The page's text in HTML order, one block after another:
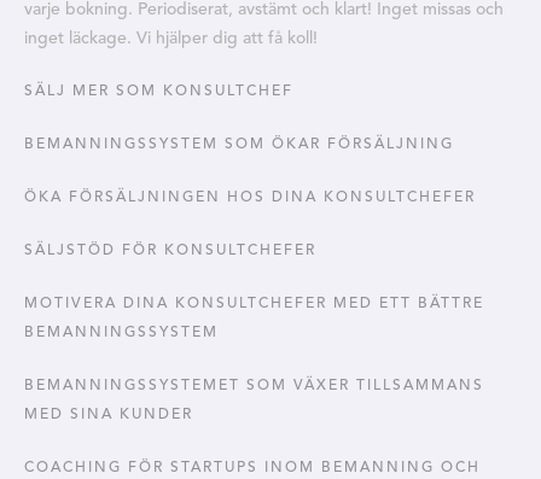
varje bokning. Periodiserat, avstämt och klart! Inget missas och
inget läckage. Vi hjälper dig att få koll!
SÄLJ MER SOM KONSULTCHEF
BEMANNINGSSYSTEM SOM ÖKAR FÖRSÄLJNING
ÖKA FÖRSÄLJNINGEN HOS DINA KONSULTCHEFER
SÄLJSTÖD FÖR KONSULTCHEFER
MOTIVERA DINA KONSULTCHEFER MED ETT BÄTTRE
BEMANNINGSSYSTEM
BEMANNINGSSYSTEMET SOM VÄXER TILLSAMMANS
MED SINA KUNDER
COACHING FÖR STARTUPS INOM BEMANNING OCH